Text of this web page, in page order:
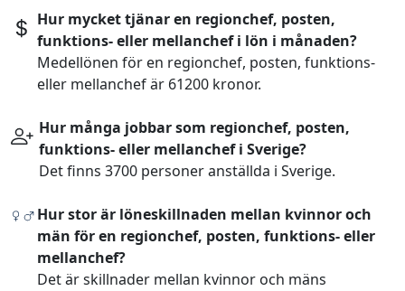
Hur mycket tjänar en regionchef, posten,
funktions- eller mellanchef i lön i månaden?
Medellönen för en regionchef, posten, funktions-
eller mellanchef är 61200 kronor.
Hur många jobbar som regionchef, posten,
funktions- eller mellanchef i Sverige?
Det finns 3700 personer anställda i Sverige.
Hur stor är löneskillnaden mellan kvinnor och
män för en regionchef, posten, funktions- eller
mellanchef?
Det är skillnader mellan kvinnor och mäns